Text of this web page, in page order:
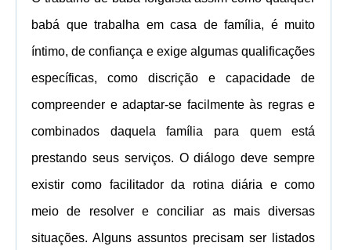
babá que trabalha em casa de família, é muito
íntimo, de confiança e exige algumas qualificações
específicas, como discrição e capacidade de
compreender eadaptar-se facilmente às regras e
combinados daquela família para quem está
prestando seus serviços. O diálogo deve sempre
existir como facilitador da rotina diária e como
meio de resolver e conciliar as mais diversas
situações. Alguns assuntos precisam ser listados